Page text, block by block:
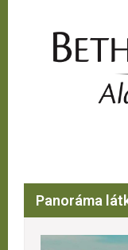
Panoráma